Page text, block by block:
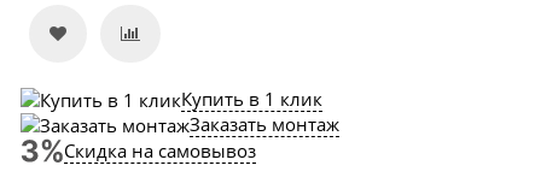
Купить в 1 клик
Заказать монтаж
Скидка на самовывоз